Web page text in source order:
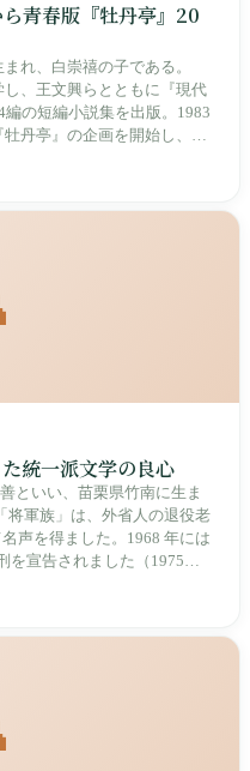
青春版『牡丹亭』20
れ、白崇禧の子である。
、王文興らとともに『現代
の短編小説集を出版。1983
丹亭』の企画を開始し、
迎えた。2003年に国家文芸
統一派文学の良心
といい、苗栗県竹南に生ま
将軍族」は、外省人の退役老
声を得ました。1968 年には
を宣告されました（1975
獄）。1985 年に『人間』雑